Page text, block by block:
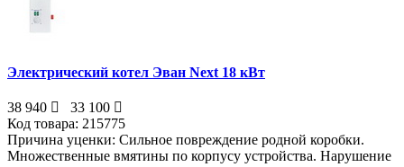
Электрический котел Эван Next 18 кВт
38 940
33 100
Код товара: 215775
Причина уценки: Сильное повреждение родной коробки.
Множественные вмятины по корпусу устройства. Нарушение